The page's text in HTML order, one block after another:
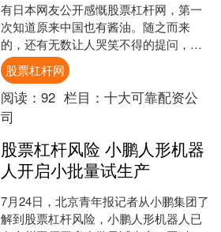
有日本网友公开感慨股票杠杆网，第一
次知道原来中国也有酱油。随之而来
的，还有无数让人哭笑不得的提问，中
国人平时也用汉字吗？ 中华料理里的酱
油，是不是为了适配日本人....
股票杠杆网
阅读： 92 栏目： 十大可靠配资公
司
股票杠杆风险 小鹏人形机器
人开启小批量试生产
7月24日，北京青年报记者从小鹏集团了
解到股票杠杆风险，小鹏人形机器人已